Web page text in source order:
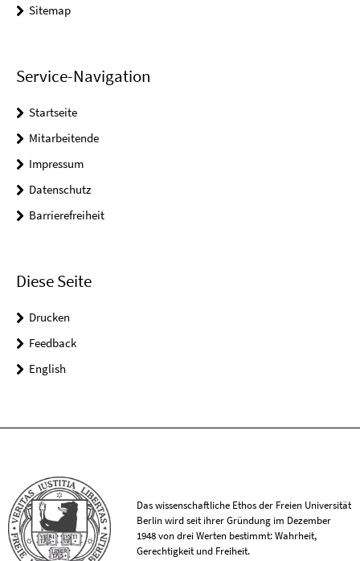
Sitemap
Service-Navigation
Startseite
Mitarbeitende
Impressum
Datenschutz
Barrierefreiheit
Diese Seite
Drucken
Feedback
English
Das wissenschaftliche Ethos der Freien Universität
Berlin wird seit ihrer Gründung im Dezember
1948 von drei Werten bestimmt: Wahrheit,
Gerechtigkeit und Freiheit.